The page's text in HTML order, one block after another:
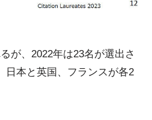
が、2022年は23名が選出さ
日本と英国、フランスが各2